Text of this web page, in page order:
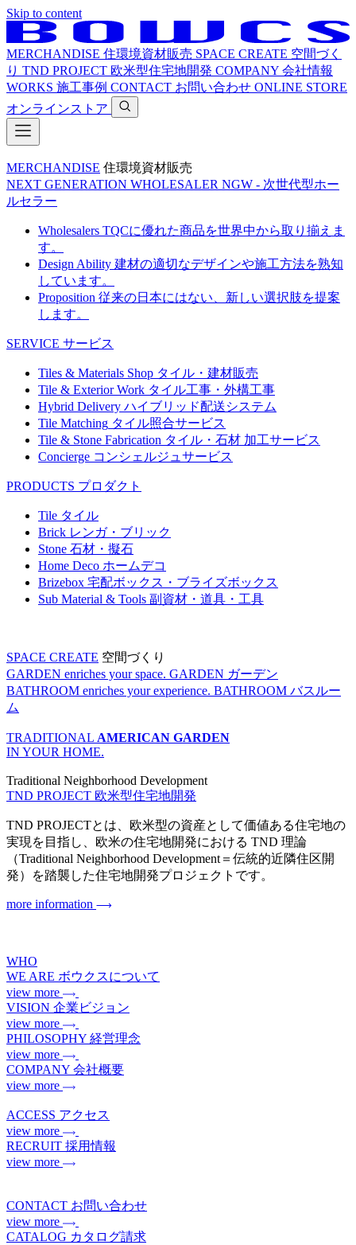
Skip to content
MERCHANDISE 住環境資材販売 SPACE CREATE 空間づく
り TND PROJECT 欧米型住宅地開発 COMPANY 会社情報
WORKS 施工事例 CONTACT お問い合わせ ONLINE STORE
オンラインストア
MERCHANDISE 住環境資材販売
NEXT GENERATION WHOLESALER NGW - 次世代型ホー
ルセラー
Wholesalers TQCに優れた商品を世界中から取り揃えま
す。
Design Ability 建材の適切なデザインや施工方法を熟知
しています。
Proposition 従来の日本にはない、新しい選択肢を提案
します。
SERVICE サービス
Tiles & Materials Shop タイル・建材販売
Tile & Exterior Work タイル工事・外構工事
Hybrid Delivery ハイブリッド配送システム
Tile Matching タイル照合サービス
Tile & Stone Fabrication タイル・石材 加工サービス
Concierge コンシェルジュサービス
PRODUCTS プロダクト
Tile タイル
Brick レンガ・ブリック
Stone 石材・擬石
Home Deco ホームデコ
Brizebox 宅配ボックス・ブライズボックス
Sub Material & Tools 副資材・道具・工具
SPACE CREATE 空間づくり
GARDEN enriches your space. GARDEN ガーデン
BATHROOM enriches your experience. BATHROOM バスルー
ム
TRADITIONAL AMERICAN GARDEN
IN YOUR HOME.
Traditional Neighborhood Development
TND PROJECT 欧米型住宅地開発
TND PROJECTとは、欧米型の資産として価値ある住宅地の
実現を目指し、欧米の住宅地開発における TND 理論
（Traditional Neighborhood Development＝伝統的近隣住区開
発）を踏襲した住宅地開発プロジェクトです。
more information
WHO
WE ARE ボウクスについて
view more
VISION 企業ビジョン
view more
PHILOSOPHY 経営理念
view more
COMPANY 会社概要
view more
ACCESS アクセス
view more
RECRUIT 採用情報
view more
CONTACT お問い合わせ
view more
CATALOG カタログ請求